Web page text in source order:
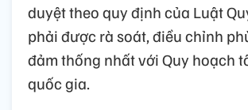
duyệt theo quy định của Luật
phải được rà soát, điều chỉnh
đảm thống nhất với Quy hoạch
quốc gia.